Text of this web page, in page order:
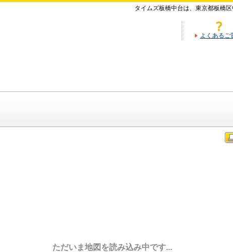
タイムズ板橋中台は、東京都板橋
よくあるご
ただいま地図を読み込み中です...